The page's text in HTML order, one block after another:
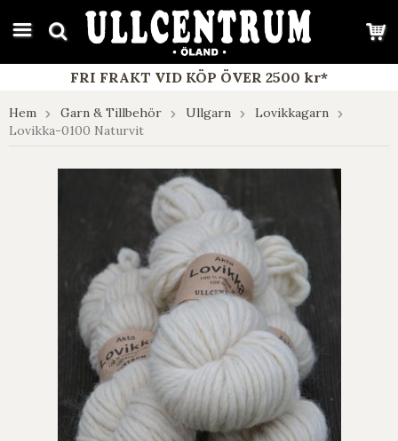
google-site-verification: google7e4b1026db5d9f32.html
FRI FRAKT VID KÖP ÖVER 2500 kr*
Hem Garn & Tillbehör Ullgarn
Lovikkagarn
Lovikka-0100 Naturvit